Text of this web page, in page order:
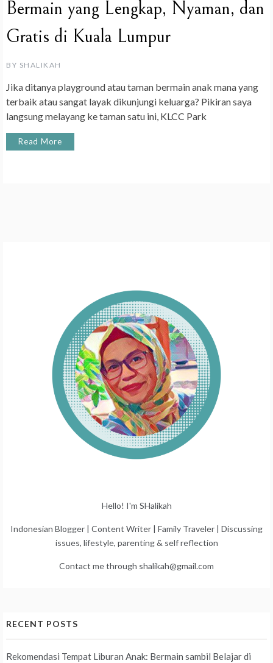
Bermain yang Lengkap, Nyaman, dan
Gratis di Kuala Lumpur
BY SHALIKAH
Jika ditanya playground atau taman bermain anak mana yang
terbaik atau sangat layak dikunjungi keluarga? Pikiran saya
langsung melayang ke taman satu ini, KLCC Park
Read More
Hello! I'm SHalikah
Indonesian Blogger | Content Writer | Family Traveler | Discussing
issues, lifestyle, parenting & self reflection
Contact me through shalikah@gmail.com
RECENT POSTS
Rekomendasi Tempat Liburan Anak: Bermain sambil Belajar di